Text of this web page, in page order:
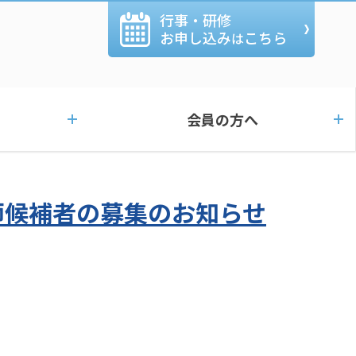
行事・研修
お申し込みはこちら
会員の方へ
候補者の募集のお知らせ